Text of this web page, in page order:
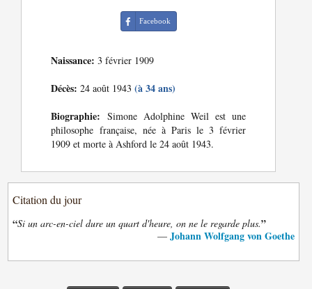
Facebook
Naissance: 3 février 1909
Décès: 24 août 1943(à 34 ans)
Biographie: Simone Adolphine Weil est une
philosophe française, née à Paris le 3 février
1909 et morte à Ashford le 24 août 1943.
Citation du jour
“Si un arc-en-ciel dure un quart d'heure, on ne le regarde plus.”
— Johann Wolfgang von Goethe